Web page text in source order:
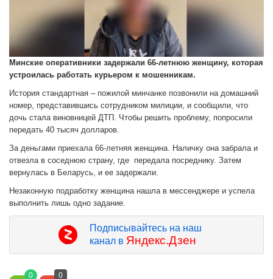
Минские оперативники задержали 66-летнюю женщину, которая
устроилась работать курьером к мошенникам.
История стандартная – пожилой минчанке позвонили на домашний
номер, представившись сотрудником милиции, и сообщили, что
дочь стала виновницей ДТП. Чтобы решить проблему, попросили
передать 40 тысяч долларов.
За деньгами приехала 66-летняя женщина. Наличку она забрала и
отвезла в соседнюю страну, где передала посреднику. Затем
вернулась в Беларусь, и ее задержали.
Незаконную подработку женщина нашла в мессенджере и успела
выполнить лишь одно задание.
Подписывайтесь на наш
канал в Яндекс.Дзен
0 0